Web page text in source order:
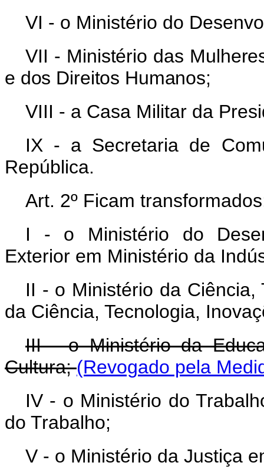
VI - o Ministério do
VII - Ministério das
e dos Direitos Humanos;
VIII - a Casa Militar da
IX - a Secretaria de
República.
Art. 2º Ficam
I - o Ministério do
Exterior em Ministério da
II - o Ministério da Ciência,
da Ciência, Tecnologia,
III - o Ministério da
Cultura;(Revogado pela
IV - o Ministério do
do Trabalho;
V - o Ministério da Justiça